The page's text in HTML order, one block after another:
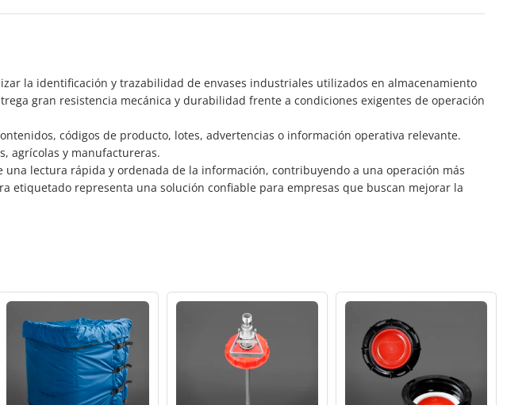
la identificación y trazabilidad de envases industriales utilizados en almacenamiento
gran resistencia mecánica y durabilidad frente a condiciones exigentes de operación
códigos de producto, lotes, advertencias o información operativa relevante.
agrícolas y manufactureras.
lectura rápida y ordenada de la información, contribuyendo a una operación más
etiquetado representa una solución confiable para empresas que buscan mejorar la